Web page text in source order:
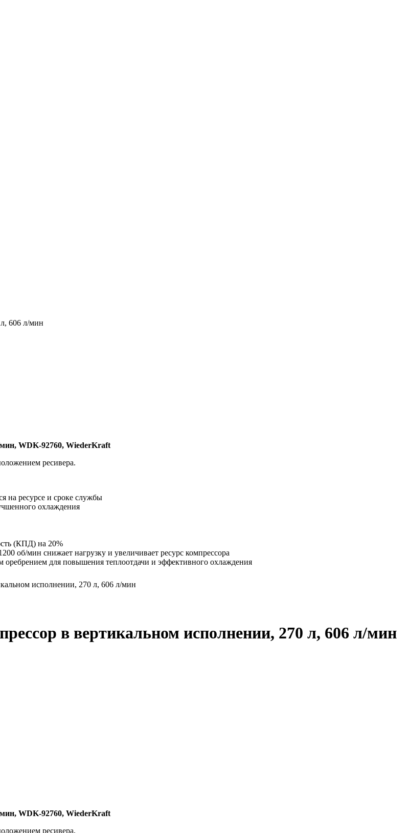
606 л/мин
WDK-92760, WiederKraft
ресивера.
на ресурсе и сроке службы
охлаждения
(КПД) на 20%
об/мин снижает нагрузку и увеличивает ресурс компрессора
оребрением для повышения теплоотдачи и эффективного охлаждения
исполнении, 270 л, 606 л/мин
в вертикальном исполнении, 270 л, 606 л/мин
WDK-92760, WiederKraft
ресивера.